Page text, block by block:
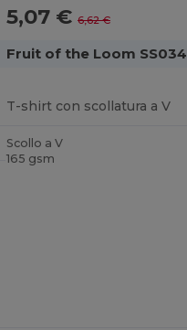
5,07 € 6,62 €
Fruit of the Loom SS034
T-shirt con scollatura a V
Scollo a V
165 gsm